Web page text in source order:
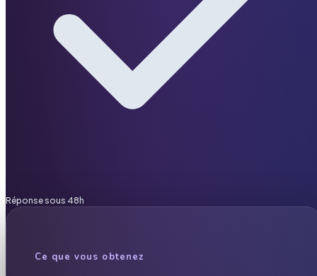
Réponse sous 48h
Ce que vous obtenez